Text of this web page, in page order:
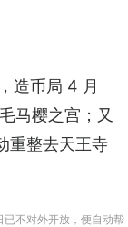
造币局 4 月
马樱之宫；又
重整去天王寺
已不对外开放，便自动帮